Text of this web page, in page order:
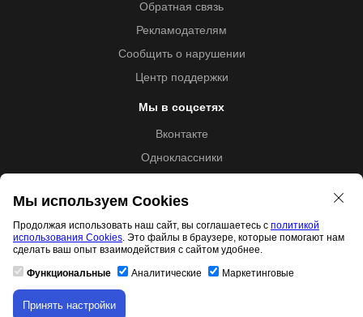
Скачивание материала доступно только для
Обратная связь
Рекламодателям
Сообщить о нарушении
Центр поддержки
Мы в соцсетях
Вконтакте
Одноклассники
Образовательная лицензия №5257 от 09.09.2020 (Л035-
01253-67/00192487)
Свидетельство правообладателя товарного знака 11.01.2017
Мы используем Cookies
Продолжая использовать наш сайт, вы соглашаетесь с политикой
использования Cookies. Это файлы в браузере, которые помогают нам
сделать ваш опыт взаимодействия с сайтом удобнее.
Функциональные Аналитические Маркетинговые
Принять настройки